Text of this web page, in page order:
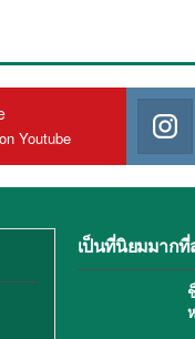
Youtube
เป็นที่นิยมมากที่